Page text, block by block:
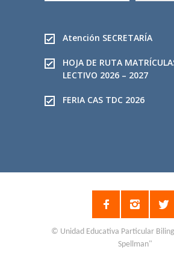
s
r
Atención SECRETARÍA
HOJA DE RUTA
LECTIVO 2026 – 2027
FERIA CAS TDC 2026
© Unidad Educativa Particular
Spellman"